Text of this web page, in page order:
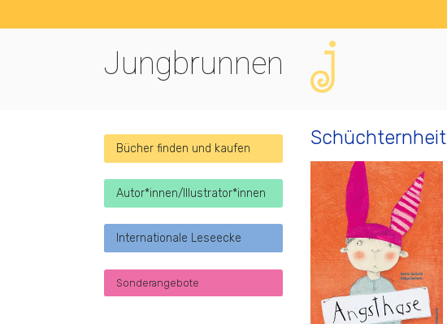
Jungbrunnen
Schüchternheit
Bücher finden und kaufen
Autor*innen/Illustrator*innen
Internationale Leseecke
Sonderangebote